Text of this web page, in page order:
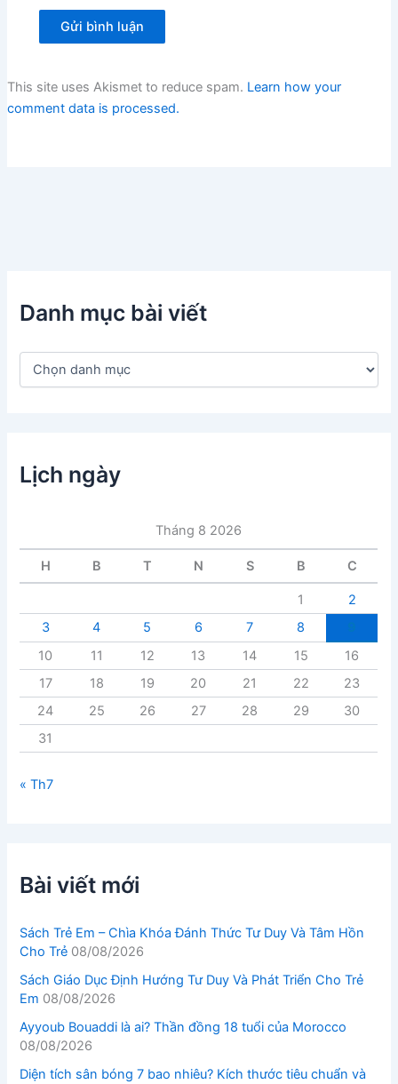
This site uses Akismet to reduce spam. Learn how your
comment data is processed.
Danh mục bài viết
D
c
b
i
Lịch ngày
Tháng 8 2026
H B T N S B C
1
2
3
4 5 6 7 8
10
11 12 13 14 15
16
17
18 19 20 21 22
23
24
25 26 27 28 29
30
31
« Th7
Bài viết mới
Sách Trẻ Em – Chìa Khóa Đánh Thức Tư Duy Và Tâm Hồn
Cho Trẻ 08/08/2026
Sách Giáo Dục Định Hướng Tư Duy Và Phát Triển Cho Trẻ
Em 08/08/2026
Ayyoub Bouaddi là ai? Thần đồng 18 tuổi của Morocco
08/08/2026
Diện tích sân bóng 7 bao nhiêu? Kích thước tiêu chuẩn và